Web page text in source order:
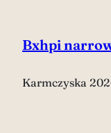
Bxhpi
Karmczyska